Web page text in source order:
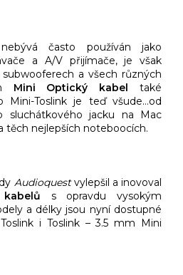
často používán jako
a A/V přijímače, je však
a všech různých
Mini Optický kabel také
Mini-Toslink je teď všude…od
sluchátkového jacku na Mac
těch nejlepších noteboocích.
Audioquestvylepšil a inovoval
kabelů s opravdu vysokým
a délky jsou nyní dostupné
i Toslink – 3.5 mm Mini